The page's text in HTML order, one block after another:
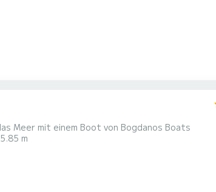
Sportboot Genießen Sie das Meer mit einem Boot von Bogdanos Boats
5.85 m